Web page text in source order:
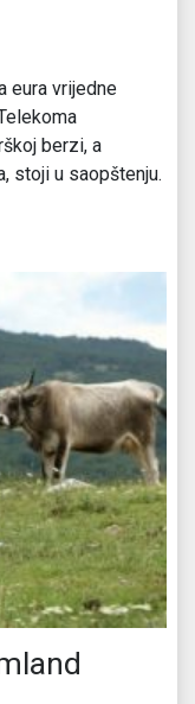
eura vrijedne
berzi, a
stoji u saopštenju.